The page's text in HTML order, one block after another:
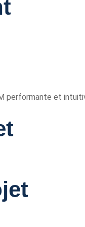
performante et